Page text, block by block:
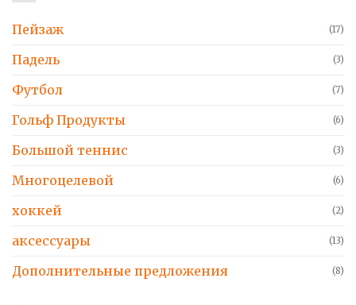
Пейзаж (17)
Падель (3)
Футбол (7)
Гольф Продукты (6)
Большой теннис (3)
Многоцелевой (6)
хоккей (2)
аксессуары (13)
Дополнительные предложения (8)